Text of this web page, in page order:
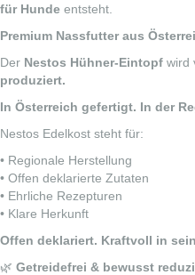
für Hunde entsteht.
Premium Nassfutter aus
Der Nestos Hühner-Eintopf wird
produziert.
In Österreich gefertigt. In der
Nestos Edelkost steht für:
• Regionale Herstellung
• Offen deklarierte Zutaten
• Ehrliche Rezepturen
• Klare Herkunft
Offen deklariert. Kraftvoll in
🌿 Getreidefrei & bewusst